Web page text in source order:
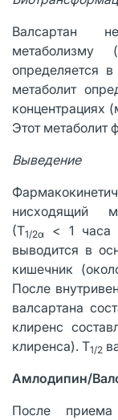
Валсартан
определяется
метаболит
концентрациях
Этот метаболит
Выведение
нисходящий
(Т1/2α < 1
выводится в
кишечник
После
валсартана
клиренс
клиренса). Т1/2
Амлодипин/
После приема